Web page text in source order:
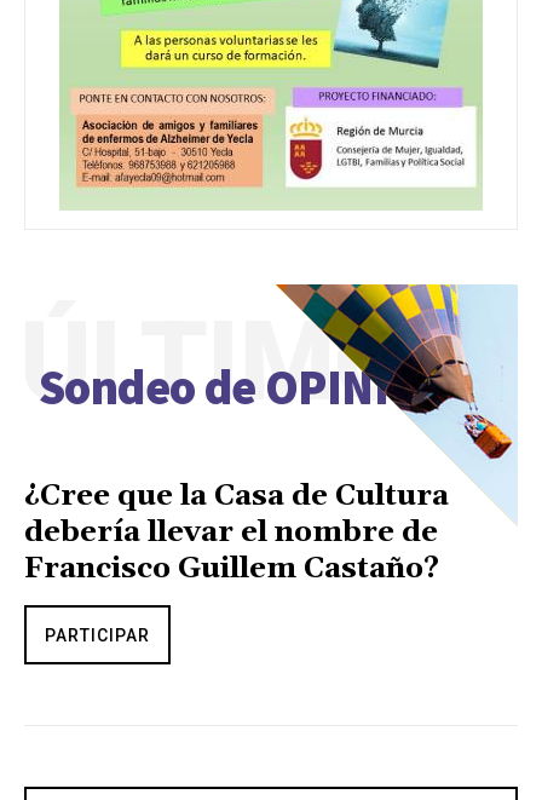
Sondeo de OPINIÓN
ÚLTIMO
¿Cree que la Casa de Cultura
debería llevar el nombre de
Francisco Guillem Castaño?
PARTICIPAR